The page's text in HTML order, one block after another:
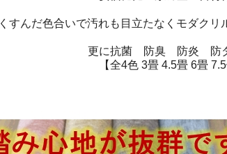
くすんだ色合いで汚れも目立たなくモダクリ
更に抗菌 防臭 防炎 防ダ
【全4色 3畳 4.5畳 6畳